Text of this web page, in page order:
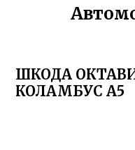
ШКОДА
КОЛАМБУС А5